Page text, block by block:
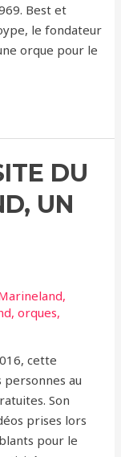
Best et
le fondateur
orque pour le
DU
UN
,
,orques,
cette
personnes au
Son
prises lors
pour le